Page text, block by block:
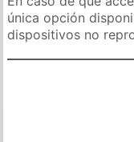
única opción
dispositivos no